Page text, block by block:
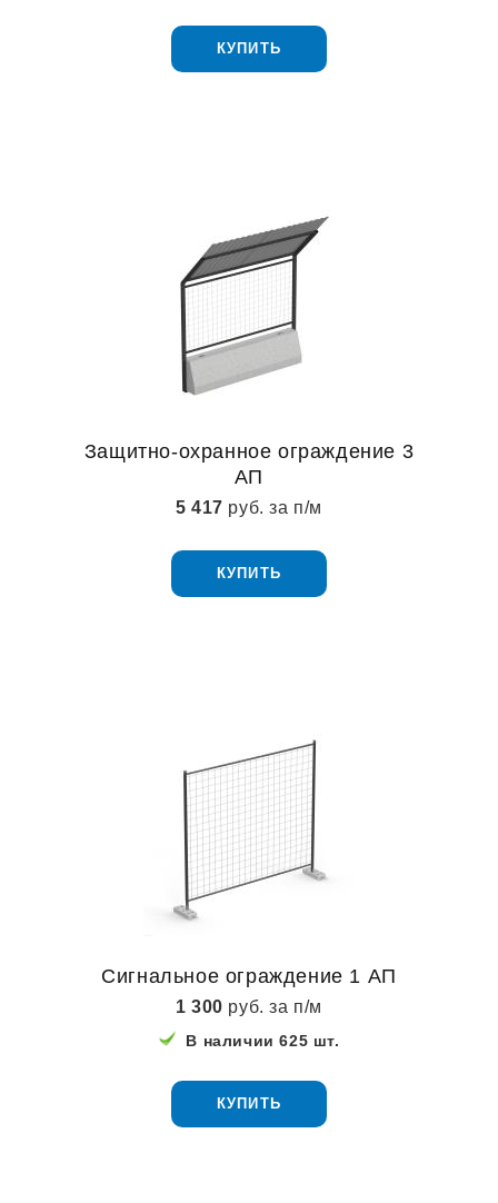
КУПИТЬ
Защитно-охранное ограждение 3
АП
5 417 руб. за п/м
КУПИТЬ
Сигнальное ограждение 1 АП
1 300 руб. за п/м
В наличии 625 шт.
КУПИТЬ